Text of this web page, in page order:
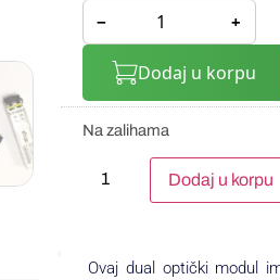
− +
Dodaj u korpu
Na zalihama
Dodaj u korpu
Ovaj dual optički modul